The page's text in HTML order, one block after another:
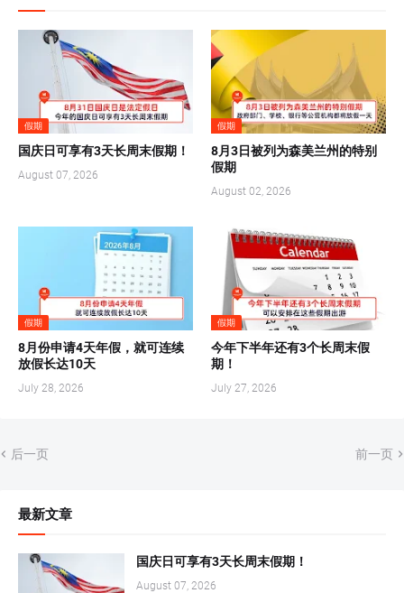
假期
国庆日可享有3天长周末假期！
August 07, 2026
假期
8月3日被列为森美兰州的特别
假期
August 02, 2026
假期
8月份申请4天年假，就可连续
放假长达10天
July 28, 2026
假期
今年下半年还有3个长周末假
期！
July 27, 2026
后一页 前一页
最新文章
国庆日可享有3天长周末假期！
August 07, 2026